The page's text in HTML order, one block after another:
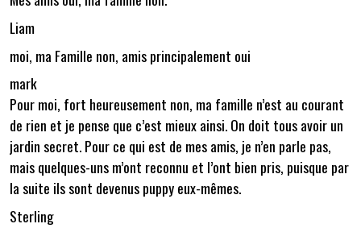
Liam
moi, ma Famille non, amis principalement oui
mark
Pour moi, fort heureusement non, ma famille n’est au courant
de rien et je pense que c’est mieux ainsi. On doit tous avoir un
jardin secret. Pour ce qui est de mes amis, je n’en parle pas,
mais quelques-uns m’ont reconnu et l’ont bien pris, puisque par
la suite ils sont devenus puppy eux-mêmes.
Sterling